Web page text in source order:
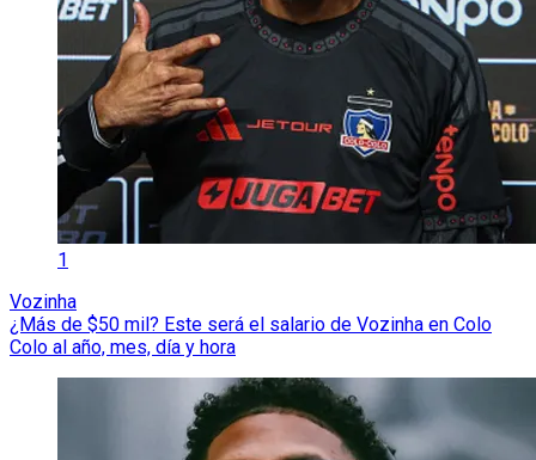
1
Vozinha
¿Más de $50 mil? Este será el salario de Vozinha en Colo
Colo al año, mes, día y hora